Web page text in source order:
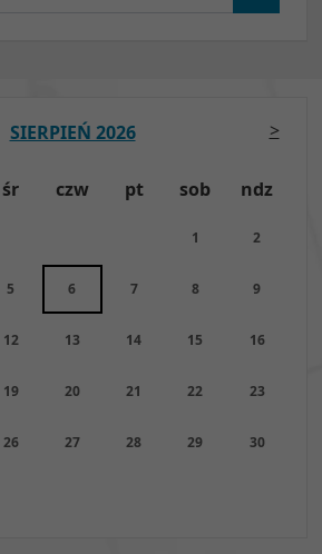
SIERPIEŃ 2026
śr czw pt sob ndz
1 2
5 6 7 8 9
12 13 14 15 16
19 20 21 22 23
26 27 28 29 30
>